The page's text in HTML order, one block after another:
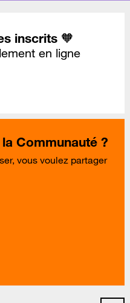
inscrits 🧡
en ligne
Communauté ?
vous voulez partager